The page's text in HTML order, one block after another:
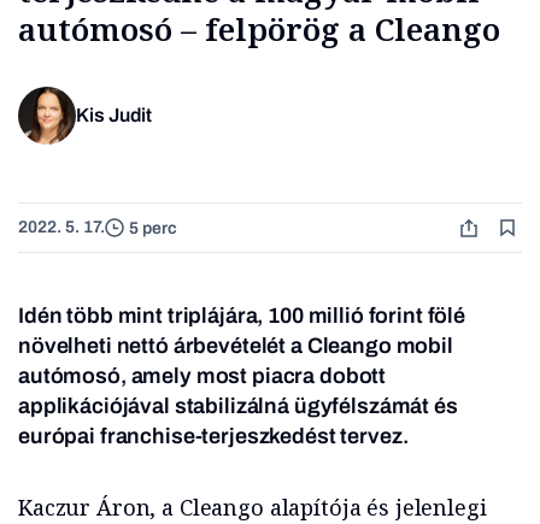
autómosó – felpörög a Cleango
Kis Judit
2022. 5. 17. 5 perc
Idén több mint triplájára, 100 millió forint fölé
növelheti nettó árbevételét a Cleango mobil
autómosó, amely most piacra dobott
applikációjával stabilizálná ügyfélszámát és
európai franchise-terjeszkedést tervez.
Kaczur Áron, a Cleango alapítója és jelenlegi